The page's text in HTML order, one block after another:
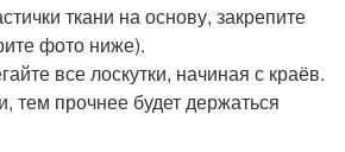
ткани на основу, закрепите
фото ниже).
все лоскутки, начиная с краёв.
тем прочнее будет держаться